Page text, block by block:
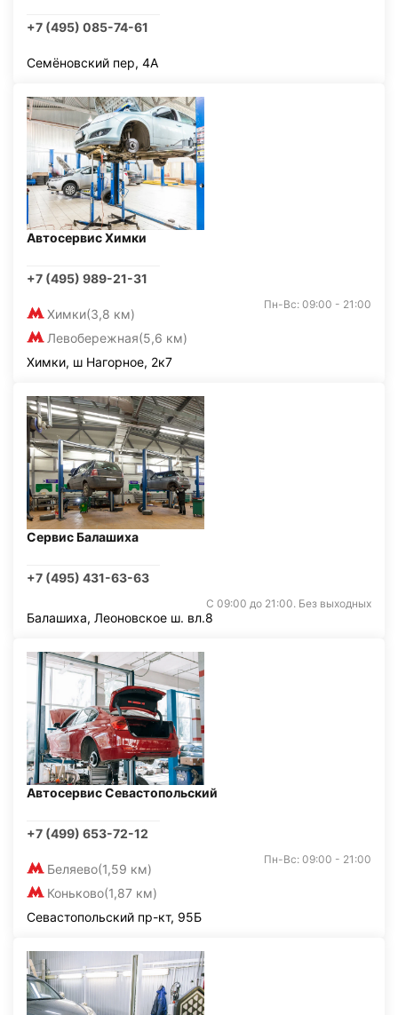
+7 (495) 085-74-61
Семёновский пер, 4А
Автосервис Химки
+7 (495) 989-21-31
Химки(3,8 км)
Левобережная(5,6 км)
Пн-Вс: 09:00 - 21:00
Химки, ш Нагорное, 2к7
Сервис Балашиха
+7 (495) 431-63-63
С 09:00 до 21:00. Без выходных
Балашиха, Леоновское ш. вл.8
Автосервис Севастопольский
+7 (499) 653-72-12
Беляево(1,59 км)
Коньково(1,87 км)
Пн-Вс: 09:00 - 21:00
Севастопольский пр-кт, 95Б